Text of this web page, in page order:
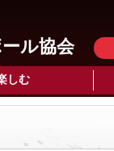
ル協会
しむ